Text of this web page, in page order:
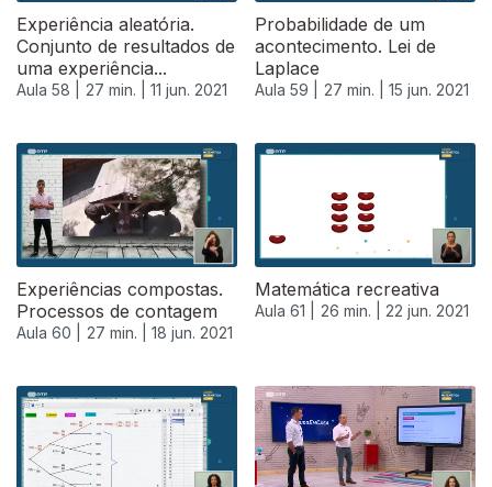
Experiência aleatória.
Conjunto de resultados de
uma experiência...
Aula 58 | 27 min. | 11 jun. 2021
Probabilidade de um
acontecimento. Lei de
Laplace
Aula 59 | 27 min. | 15 jun. 2021
Experiências compostas.
Processos de contagem
Aula 60 | 27 min. | 18 jun. 2021
Matemática recreativa
Aula 61 | 26 min. | 22 jun. 2021